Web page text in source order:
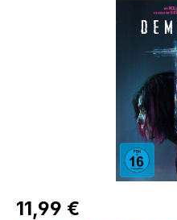
Bildergalerie überspringen
Regulärer Preis:
11,99 €